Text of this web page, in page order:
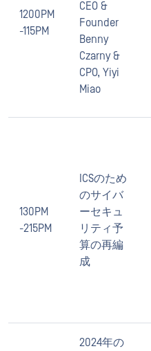
1200PM
-115PM
CEO &
Founder
Benny
Czarny &
CPO, Yiyi
Miao
130PM
-215PM
ICSのため
のサイバ
ーセキュ
リティ予
算の再編
成
2024年の